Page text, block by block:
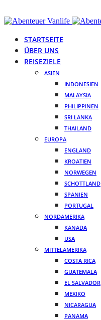
STARTSEITE
ÜBER UNS
REISEZIELE
ASIEN
INDONESIEN
MALAYSIA
PHILIPPINEN
SRI LANKA
THAILAND
EUROPA
ENGLAND
KROATIEN
NORWEGEN
SCHOTTLAND
SPANIEN
PORTUGAL
NORDAMERIKA
KANADA
USA
MITTELAMERIKA
COSTA RICA
GUATEMALA
EL SALVADOR
MEXIKO
NICARAGUA
PANAMA